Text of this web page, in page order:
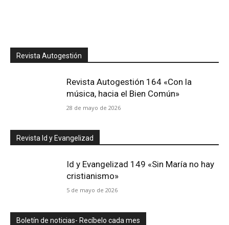
Revista Autogestión
Revista Autogestión 164 «Con la
música, hacia el Bien Común»
28 de mayo de 2026
Revista Id y Evangelizad
Id y Evangelizad 149 «Sin María no hay
cristianismo»
5 de mayo de 2026
Boletín de noticias- Recíbelo cada mes